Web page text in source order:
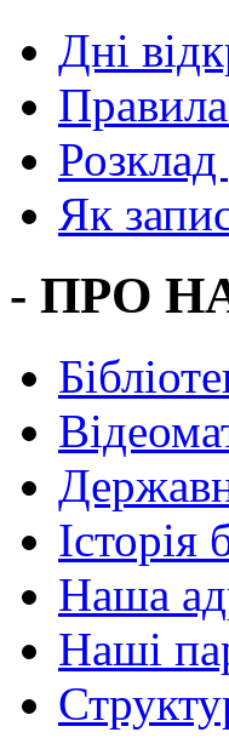
Дні
Розклад
Як
- ПРО
Історія
Наша
Наші